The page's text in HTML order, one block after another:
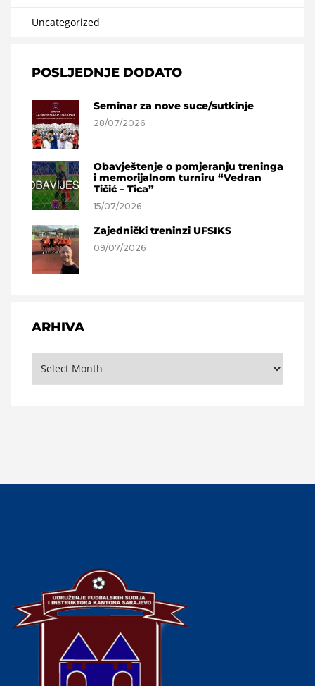
Uncategorized
POSLJEDNJE DODATO
Seminar za nove suce/sutkinje
28/07/2026
Obavještenje o pomjeranju treninga
i memorijalnom turniru “Vedran
Tičić – Tica”
15/07/2026
Zajednički treninzi UFSIKS
09/07/2026
ARHIVA